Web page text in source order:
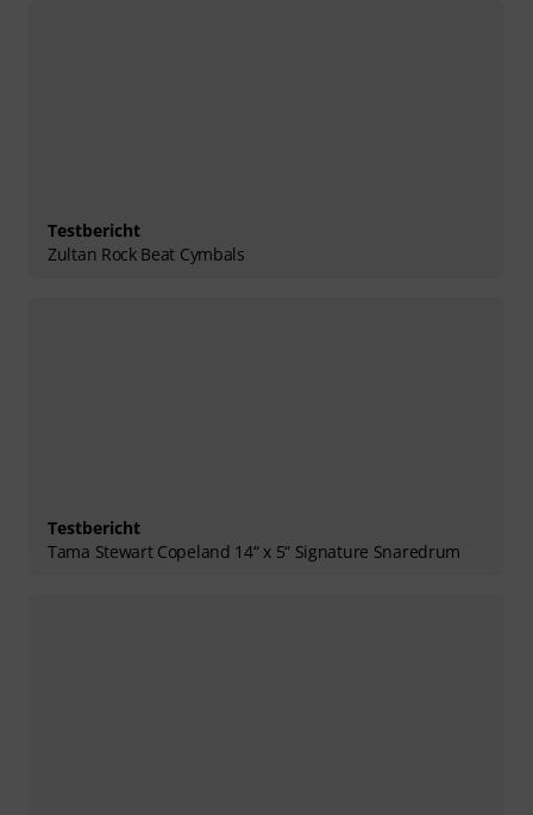
Testbericht
Zultan Rock Beat Cymbals
Testbericht
Tama Stewart Copeland 14“ x 5“ Signature Snaredrum